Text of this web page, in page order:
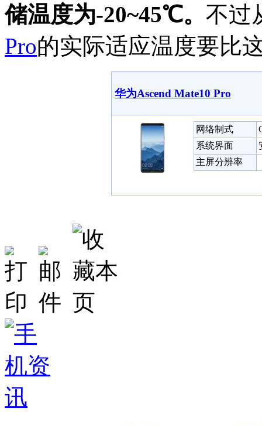
储温度为-20~45℃。 不过
Pro的实际适应温度要比
华为Ascend Mate10 Pro
网络制式
系统界面
主屏分辨率